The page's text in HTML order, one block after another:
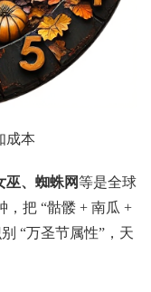
成本
巫、蜘蛛网等是全球
，把 “骷髅 + 南瓜 +
“万圣节属性”，天